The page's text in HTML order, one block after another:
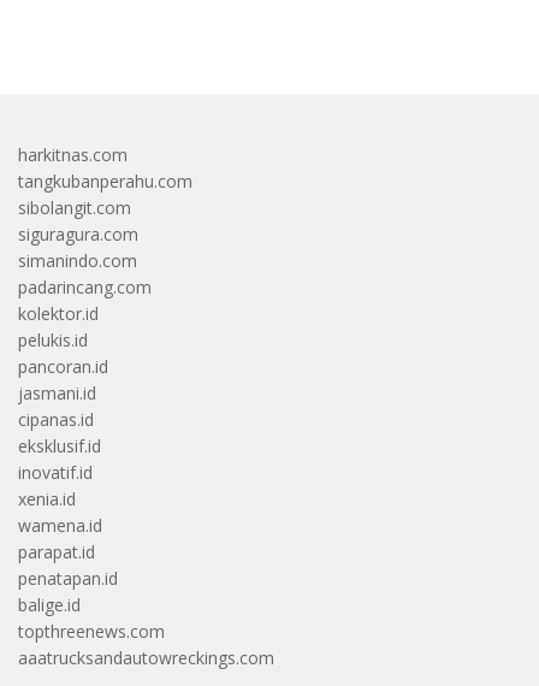
harkitnas.com
tangkubanperahu.com
sibolangit.com
siguragura.com
simanindo.com
padarincang.com
kolektor.id
pelukis.id
pancoran.id
jasmani.id
cipanas.id
eksklusif.id
inovatif.id
xenia.id
wamena.id
parapat.id
penatapan.id
balige.id
topthreenews.com
aaatrucksandautowreckings.com